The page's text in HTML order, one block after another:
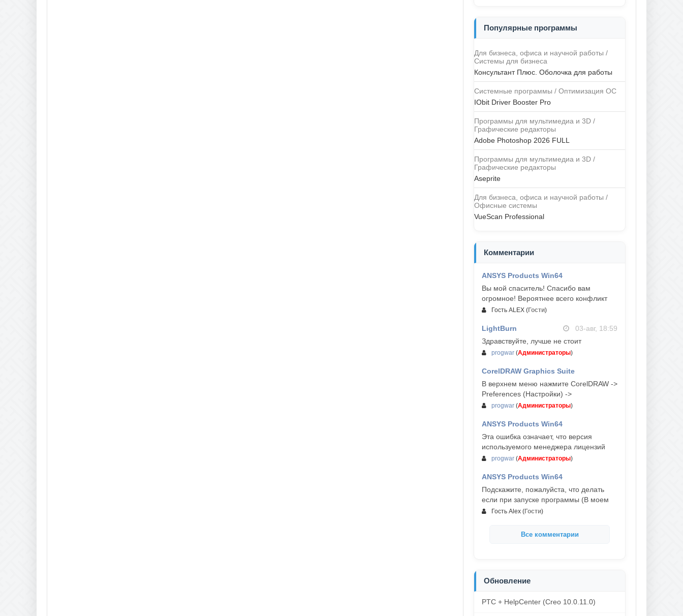
Популярные программы
Для бизнеса, офиса и научной работы /
Системы для бизнеса
Консультант Плюс. Оболочка для работы
Системные программы / Оптимизация ОС
IObit Driver Booster Pro
Программы для мультимедиа и 3D /
Графические редакторы
Adobe Photoshop 2026 FULL
Программы для мультимедиа и 3D /
Графические редакторы
Aseprite
Для бизнеса, офиса и научной работы /
Офисные системы
VueScan Professional
Комментарии
ANSYS Products Win64
Вы мой спаситель! Спасибо вам
огромное! Вероятнее всего конфликт
Гость ALEX (Гости)
LightBurn
03-авг, 18:59
Здравствуйте, лучше не стоит
progwar (Администраторы)
CorelDRAW Graphics Suite
03-авг, 18:58
В верхнем меню нажмите CorelDRAW ->
Preferences (Настройки) ->
progwar (Администраторы)
ANSYS Products Win64
Эта ошибка означает, что версия
используемого менеджера лицензий
progwar (Администраторы)
ANSYS Products Win64
Подскажите, пожалуйста, что делать
если при запуске программы (В моем
Гость Alex (Гости)
Все комментарии
Обновление
PTC + HelpCenter (Creo 10.0.11.0)